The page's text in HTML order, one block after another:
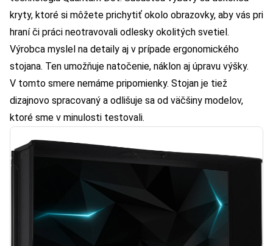
kryty, ktoré si môžete prichytiť okolo obrazovky, aby vás pri
hraní či práci neotravovali odlesky okolitých svetiel.
Výrobca myslel na detaily aj v prípade ergonomického
stojana. Ten umožňuje natočenie, náklon aj úpravu výšky.
V tomto smere nemáme pripomienky. Stojan je tiež
dizajnovo spracovaný a odlišuje sa od väčšiny modelov,
ktoré sme v minulosti testovali.